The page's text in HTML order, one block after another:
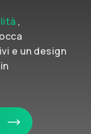
,
e un design